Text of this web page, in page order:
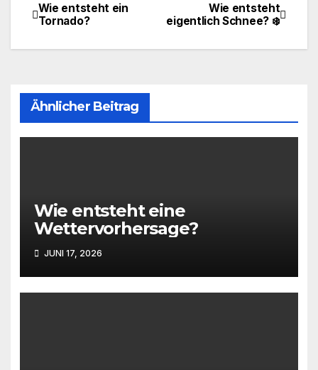
BeitragsnavigationWie entsteht
eigentlich Schnee? ❄️
Wie entsteht ein
Tornado?
Ähnlicher Beitrag
Wie entsteht eine
Wettervorhersage?
JUNI 17, 2026